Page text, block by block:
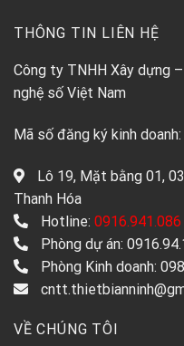
THÔNG TIN LIÊN HỆ
Công ty TNHH Xây dựng
nghệ số Việt Nam
Mã số đăng ký kinh
Lô 19, Mặt bằng 01,
Thanh Hóa
Hotline: 0916.941.086
Phòng dự án:
Phòng Kinh doanh:
VỀ CHÚNG TÔI